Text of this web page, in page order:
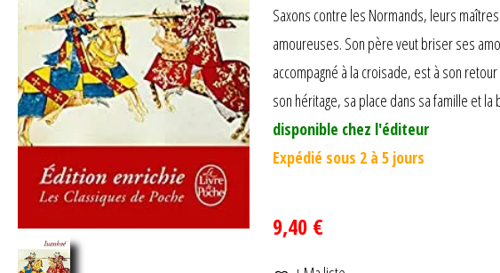
sur
client
Saxons contre les Normands, leurs
amoureuses. Son père veut briser ses
accompagné à la croisade, est à son
son héritage, sa place dans sa famille et
disponible chez l'éditeur
Expédié sous 2 à 5 jours
9,40 €